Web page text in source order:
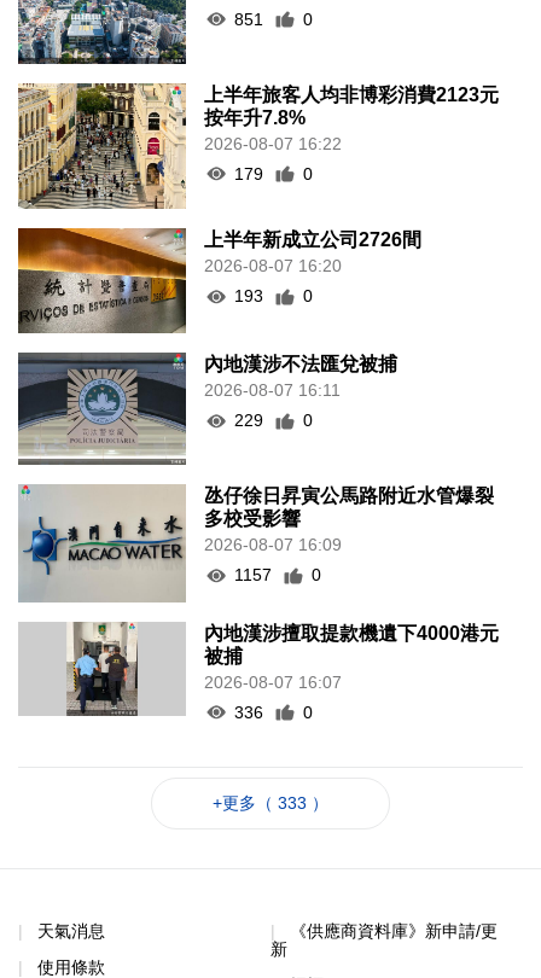
851
0
上半年旅客人均非博彩消費2123元
按年升7.8%
2026-08-07 16:22
179
0
上半年新成立公司2726間
2026-08-07 16:20
193
0
內地漢涉不法匯兌被捕
2026-08-07 16:11
229
0
氹仔徐日昇寅公馬路附近水管爆裂
多校受影響
2026-08-07 16:09
1157
0
內地漢涉擅取提款機遺下4000港元
被捕
2026-08-07 16:07
336
0
+更多（ 333 ）
天氣消息
使用條款
《供應商資料庫》新申請/更
新